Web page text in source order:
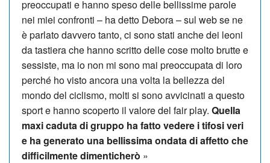
preoccupati e hanno speso delle bellissime parole
nei miei confronti – ha detto Debora – sul web se ne
è parlato davvero tanto, ci sono stati anche dei leoni
da tastiera che hanno scritto delle cose molto brutte e
sessiste, ma io non mi sono mai preoccupata di loro
perché ho visto ancora una volta la bellezza del
mondo del ciclismo, molti si sono avvicinati a questo
sport e hanno scoperto il valore del fair play. Quella
maxi caduta di gruppo ha fatto vedere i tifosi veri
e ha generato una bellissima ondata di affetto che
difficilmente dimenticherò »